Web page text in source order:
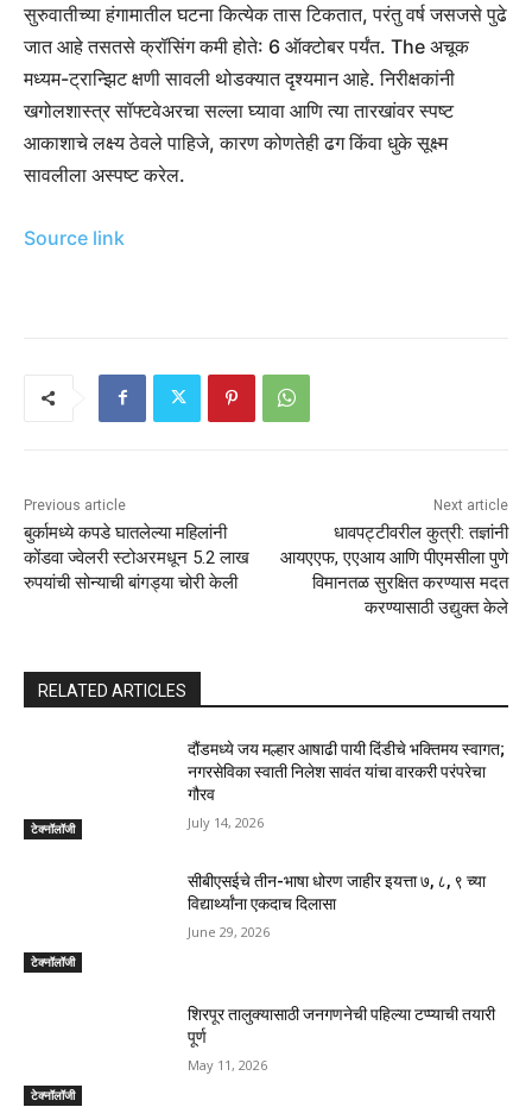
सुरुवातीच्या हंगामातील घटना कित्येक तास टिकतात, परंतु वर्ष जसजसे पुढे
जात आहे तसतसे क्रॉसिंग कमी होते: 6 ऑक्टोबर पर्यंत. The अचूक
मध्यम-ट्रान्झिट क्षणी सावली थोडक्यात दृश्यमान आहे. निरीक्षकांनी
खगोलशास्त्र सॉफ्टवेअरचा सल्ला घ्यावा आणि त्या तारखांवर स्पष्ट
आकाशाचे लक्ष्य ठेवले पाहिजे, कारण कोणतेही ढग किंवा धुके सूक्ष्म
सावलीला अस्पष्ट करेल.
Source link
Previous article
बुर्कामध्ये कपडे घातलेल्या महिलांनी
कोंडवा ज्वेलरी स्टोअरमधून 5.2 लाख
रुपयांची सोन्याची बांगड्या चोरी केली
Next article
धावपट्टीवरील कुत्री: तज्ञांनी
आयएएफ, एएआय आणि पीएमसीला पुणे
विमानतळ सुरक्षित करण्यास मदत
करण्यासाठी उद्युक्त केले
RELATED ARTICLES
टेक्नॉलॉजी
दौंडमध्ये जय मल्हार आषाढी पायी दिंडीचे भक्तिमय स्वागत;
नगरसेविका स्वाती निलेश सावंत यांचा वारकरी परंपरेचा
गौरव
July 14, 2026
टेक्नॉलॉजी
सीबीएसईचे तीन-भाषा धोरण जाहीर इयत्ता ७, ८, ९ च्या
विद्यार्थ्यांना एकदाच दिलासा
June 29, 2026
टेक्नॉलॉजी
शिरपूर तालुक्यासाठी जनगणनेची पहिल्या टप्प्याची तयारी
पूर्ण
May 11, 2026